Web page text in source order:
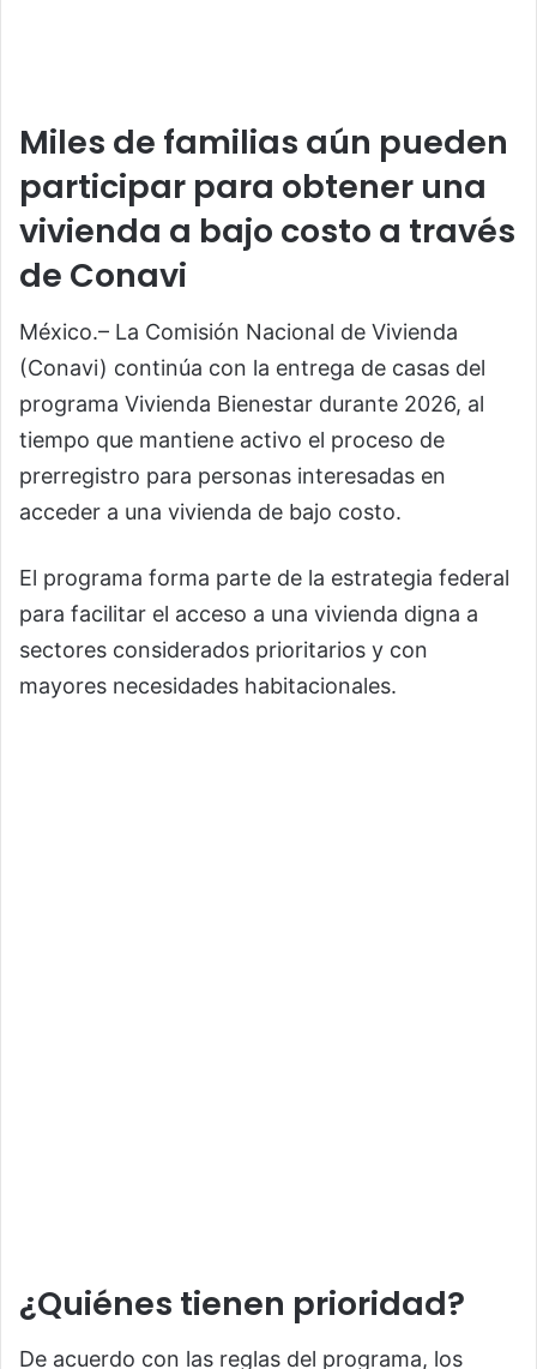
Miles de familias aún pueden
participar para obtener una
vivienda a bajo costo a través
de Conavi
México.– La Comisión Nacional de Vivienda
(Conavi) continúa con la entrega de casas del
programa Vivienda Bienestar durante 2026, al
tiempo que mantiene activo el proceso de
prerregistro para personas interesadas en
acceder a una vivienda de bajo costo.
El programa forma parte de la estrategia federal
para facilitar el acceso a una vivienda digna a
sectores considerados prioritarios y con
mayores necesidades habitacionales.
¿Quiénes tienen prioridad?
De acuerdo con las reglas del programa, los